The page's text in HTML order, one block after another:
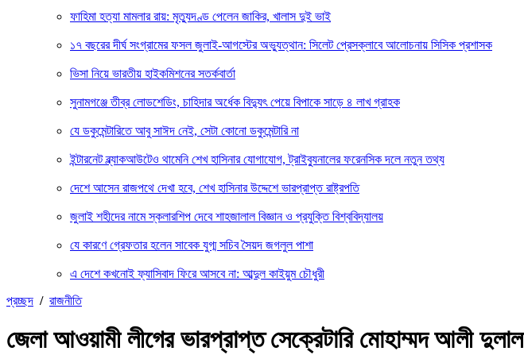
ফাহিমা হত্যা মামলার রায়: মৃত্যুদণ্ড পেলেন জাকির, খালাস দুই ভাই
১৭ বছরের দীর্ঘ সংগ্রামের ফসল জুলাই-আগস্টের অভ্যুত্থান: সিলেট প্রেসক্লাবে আলোচনায় সিসিক প্রশাসক
ভিসা নিয়ে ভারতীয় হাইকমিশনের সতর্কবার্তা
সুনামগঞ্জে তীব্র লোডশেডিং, চাহিদার অর্ধেক বিদ্যুৎ পেয়ে বিপাকে সাড়ে ৪ লাখ গ্রাহক
যে ডকুমেন্টারিতে আবু সাঈদ নেই, সেটা কোনো ডকুমেন্টারি না
ইন্টারনেট ব্ল্যাকআউটেও থামেনি শেখ হাসিনার যোগাযোগ, ট্রাইব্যুনালের ফরেনসিক দলে নতুন তথ্য
দেশে আসেন রাজপথে দেখা হবে, শেখ হাসিনার উদ্দেশে ভারপ্রাপ্ত রাষ্ট্রপতি
জুলাই শহীদের নামে স্কলারশিপ দেবে শাহজালাল বিজ্ঞান ও প্রযুক্তি বিশ্ববিদ্যালয়
যে কারণে গ্রেফতার হলেন সাবেক যুগ্ম সচিব সৈয়দ জগলুল পাশা
এ দেশে কখনোই ফ্যাসিবাদ ফিরে আসবে না: আব্দুল কাইয়ুম চৌধুরী
প্রচ্ছদ / রাজনীতি
জেলা আওয়ামী লীগের ভারপ্রাপ্ত সেক্রেটারি মোহাম্মদ আলী দুলাল